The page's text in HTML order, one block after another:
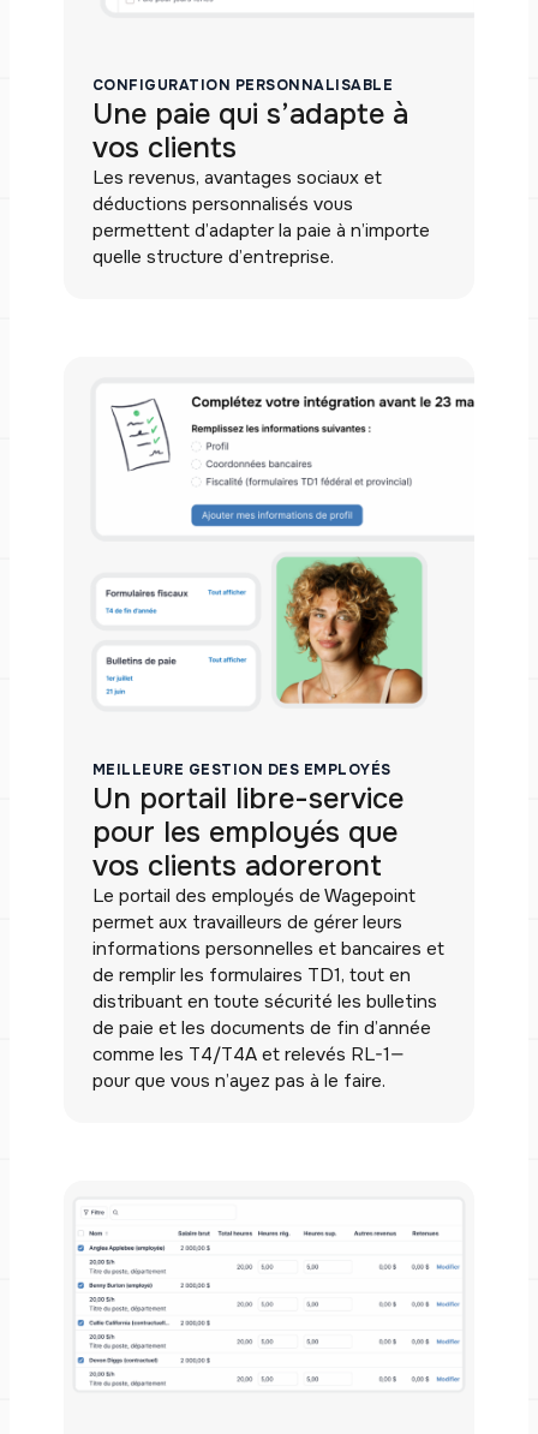
CONFIGURATION PERSONNALISABLE
Une paie qui s’adapte à
vos clients
Les revenus, avantages sociaux et
déductions personnalisés vous
permettent d’adapter la paie à n’importe
quelle structure d’entreprise.
MEILLEURE GESTION DES EMPLOYÉS
Un portail libre-service
pour les employés que
vos clients adoreront
Le portail des employés de Wagepoint
permet aux travailleurs de gérer leurs
informations personnelles et bancaires et
de remplir les formulaires TD1, tout en
distribuant en toute sécurité les bulletins
de paie et les documents de fin d’année
comme les T4/T4A et relevés RL-1—
pour que vous n’ayez pas à le faire.